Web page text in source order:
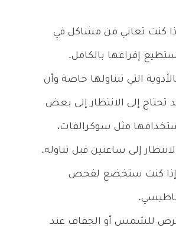
كنت تعاني من مشاكل في
تستطيع إفراغها بالكامل.
التي تتناولها خاصة وأن
تحتاج إلى الانتظار إلى بعض
مثل سوكرالفات،
إلى ساعتين قبل تناوله.
إذا كنت ستخضع لفحص
للشمس أو الجفاف عند